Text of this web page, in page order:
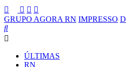
GRUPO AGORA RN IMPRESSO
ÚLTIMAS
RN